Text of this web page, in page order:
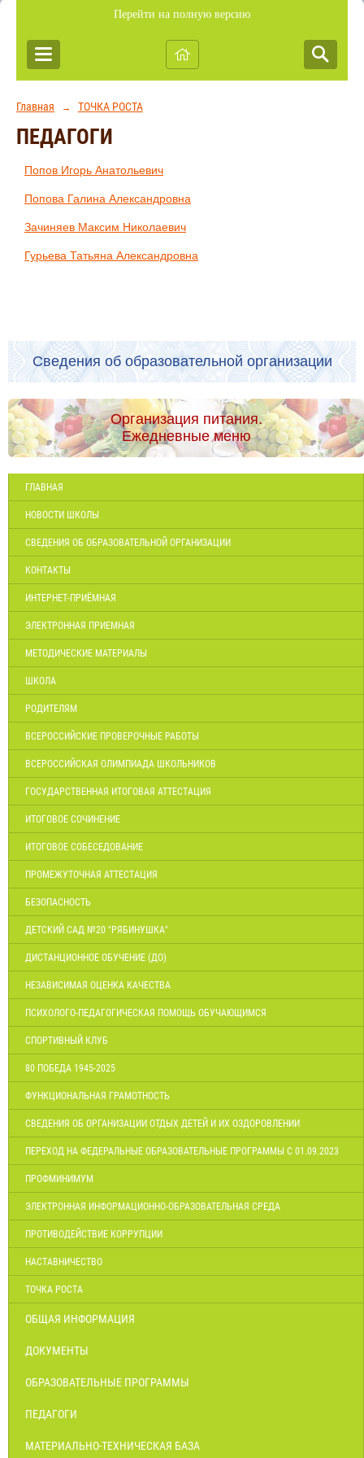
Перейти на полную версию
Главная → ТОЧКА РОСТА
ПЕДАГОГИ
Попов Игорь Анатольевич
Попова Галина Александровна
Зачиняев Максим Николаевич
Гурьева Татьяна Александровна
Сведения об образовательной организации
Организация питания.
Ежедневные меню
ГЛАВНАЯ
НОВОСТИ ШКОЛЫ
СВЕДЕНИЯ ОБ ОБРАЗОВАТЕЛЬНОЙ ОРГАНИЗАЦИИ
КОНТАКТЫ
ИНТЕРНЕТ-ПРИЁМНАЯ
ЭЛЕКТРОННАЯ ПРИЕМНАЯ
МЕТОДИЧЕСКИЕ МАТЕРИАЛЫ
ШКОЛА
РОДИТЕЛЯМ
ВСЕРОССИЙСКИЕ ПРОВЕРОЧНЫЕ РАБОТЫ
ВСЕРОССИЙСКАЯ ОЛИМПИАДА ШКОЛЬНИКОВ
ГОСУДАРСТВЕННАЯ ИТОГОВАЯ АТТЕСТАЦИЯ
ИТОГОВОЕ СОЧИНЕНИЕ
ИТОГОВОЕ СОБЕСЕДОВАНИЕ
ПРОМЕЖУТОЧНАЯ АТТЕСТАЦИЯ
БЕЗОПАСНОСТЬ
ДЕТСКИЙ САД №20 "РЯБИНУШКА"
ДИСТАНЦИОННОЕ ОБУЧЕНИЕ (ДО)
НЕЗАВИСИМАЯ ОЦЕНКА КАЧЕСТВА
ПСИХОЛОГО-ПЕДАГОГИЧЕСКАЯ ПОМОЩЬ ОБУЧАЮЩИМСЯ
СПОРТИВНЫЙ КЛУБ
80 ПОБЕДА 1945-2025
ФУНКЦИОНАЛЬНАЯ ГРАМОТНОСТЬ
СВЕДЕНИЯ ОБ ОРГАНИЗАЦИИ ОТДЫХ ДЕТЕЙ И ИХ ОЗДОРОВЛЕНИИ
ПЕРЕХОД НА ФЕДЕРАЛЬНЫЕ ОБРАЗОВАТЕЛЬНЫЕ ПРОГРАММЫ С 01.09.2023
ПРОФМИНИМУМ
ЭЛЕКТРОННАЯ ИНФОРМАЦИОННО-ОБРАЗОВАТЕЛЬНАЯ СРЕДА
ПРОТИВОДЕЙСТВИЕ КОРРУПЦИИ
НАСТАВНИЧЕСТВО
ТОЧКА РОСТА
ОБЩАЯ ИНФОРМАЦИЯ
ДОКУМЕНТЫ
ОБРАЗОВАТЕЛЬНЫЕ ПРОГРАММЫ
ПЕДАГОГИ
МАТЕРИАЛЬНО-ТЕХНИЧЕСКАЯ БАЗА